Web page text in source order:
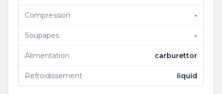
Compression -
Soupapes -
Alimentation carburettor
Refroidissement liquid